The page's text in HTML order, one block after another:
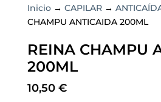
Inicio→ CAPILAR→
CHAMPU ANTICAIDA 200ML
REINA CHAMPU
200ML
10,50 €